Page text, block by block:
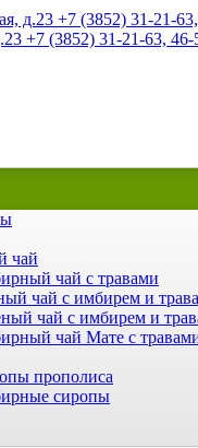
+7 (3852) 31-21-63,
чай
чай с травами
чай с имбирем и
чай с имбирем и
чай Мате с
прополиса
сиропы